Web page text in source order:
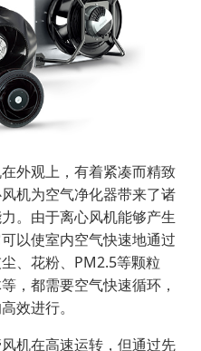
观上，有着紧凑而精致
机为空气净化器带来了诸
。由于离心风机能够产生
以使室内空气快速地通过
、花粉、PM2.5等颗粒
，都需要空气快速循环，
效进行。
在高速运转，但通过先